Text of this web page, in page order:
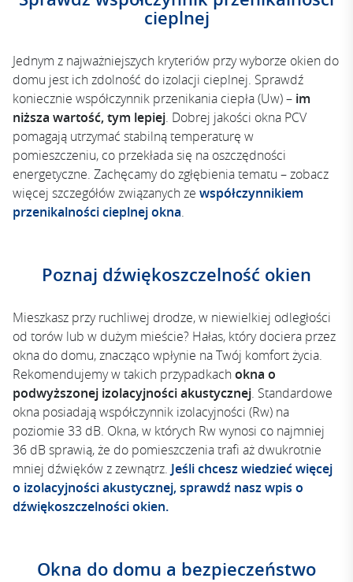
cieplnej
Jednym z najważniejszych kryteriów przy wyborze okien do
domu jest ich zdolność do izolacji cieplnej. Sprawdź
koniecznie współczynnik przenikania ciepła (Uw) – im
niższa wartość, tym lepiej. Dobrej jakości okna PCV
pomagają utrzymać stabilną temperaturę w
pomieszczeniu, co przekłada się na oszczędności
energetyczne. Zachęcamy do zgłębienia tematu – zobacz
więcej szczegółów związanych ze współczynnikiem
przenikalności cieplnej okna.
Poznaj dźwiękoszczelność okien
Mieszkasz przy ruchliwej drodze, w niewielkiej odległości
od torów lub w dużym mieście? Hałas, który dociera przez
okna do domu, znacząco wpłynie na Twój komfort życia.
Rekomendujemy w takich przypadkachokna o
podwyższonej izolacyjności akustycznej. Standardowe
okna posiadają współczynnik izolacyjności (Rw) na
poziomie 33 dB. Okna, w których Rw wynosi co najmniej
36 dB sprawią, że do pomieszczenia trafi aż dwukrotnie
mniej dźwięków z zewnątrz. Jeśli chcesz wiedzieć więcej
o izolacyjności akustycznej, sprawdź nasz wpis o
dźwiękoszczelności okien.
Okna do domu a bezpieczeństwo